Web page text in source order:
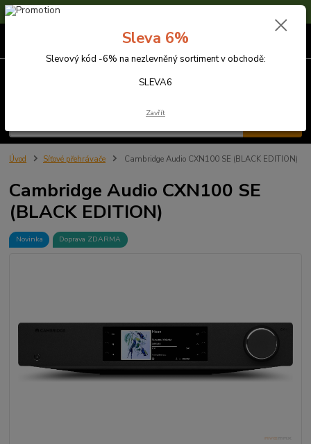
Sleva 6% na nezlevněné zboží s kódem SLEVA6
Úvod Síťové přehrávače Cambridge Audio CXN100 SE (BLACK EDITION)
Cambridge Audio CXN100 SE
(BLACK EDITION)
Novinka Doprava ZDARMA
Sleva 6%
Slevový kód -6% na nezlevněný sortiment v obchodě:
SLEVA6
Zavřít